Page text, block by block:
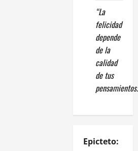
“La
felicidad
depende
de la
calidad
de tus
Epicteto: